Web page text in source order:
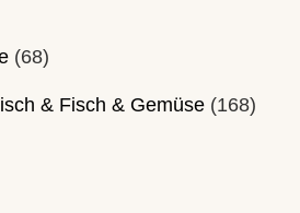
(68)
& Fisch & Gemüse (168)